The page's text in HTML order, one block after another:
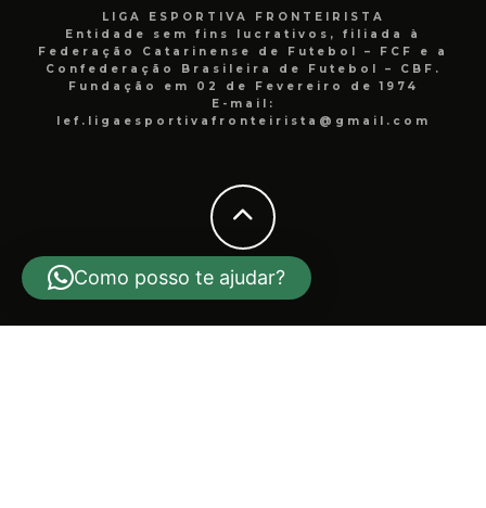
LIGA ESPORTIVA FRONTEIRISTA
Entidade sem fins lucrativos, filiada à
Federação Catarinense de Futebol – FCF e a
Confederação Brasileira de Futebol – CBF.
Fundação em 02 de Fevereiro de 1974
E-mail:
lef.ligaesportivafronteirista@gmail.com
Como posso te ajudar?